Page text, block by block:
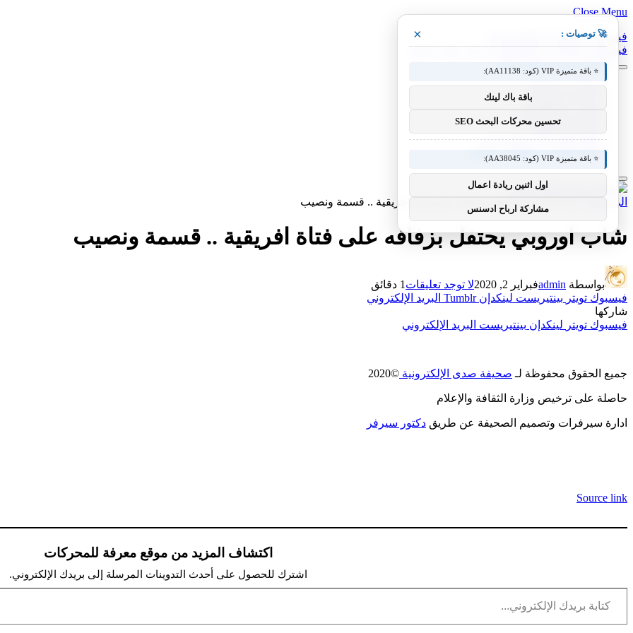
Close Menu
فيسبوك X (Twitter)
فيسبوك X (Twitter) الانستغرام بينتيريست فيميو
معدات وصناعات
سيارات ومعدات
منوعات التقنية
عالم المحركات والسيارات
الرئيسية شاب اوروبي يحتفل بزفافه على فتاة افريقية .. قسمة ونصيب
شاب اوروبي يحتفل بزفافه على فتاة افريقية .. قسمة ونصيب
بواسطة adminفبراير 2, 2020 لا توجد تعليقات 1 دقائق
فيسبوك تويتر بينتيريست لينكدإن Tumblr البريد الإلكتروني
شاركها
فيسبوك تويتر لينكدإن بينتيريست البريد الإلكتروني
جميع الحقوق محفوظة لـ صحيفة صدى الإلكترونية ©2020
حاصلة على ترخيص وزارة الثقافة والإعلام
ادارة سيرفرات وتصميم الصحيفة عن طريق دكتور سيرفر
Source link
اكتشاف المزيد من موقع معرفة للمحركات
اشترك للحصول على أحدث التدوينات المرسلة إلى بريدك الإلكتروني.
كتابة بريدك الإلكتروني...
🚀 توصيات : ×
⭐ باقة متميزة VIP (كود: AA11138):
باقة باك لينك
تحسين محركات البحث SEO
⭐ باقة متميزة VIP (كود: AA38045):
اول اثنين ريادة اعمال
مشاركة ارباح ادسنس